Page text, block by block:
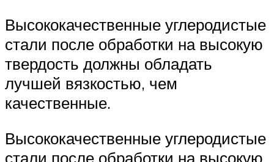
Высококачественные углеродистые
стали после обработки на высокую
твердость должны обладать
лучшей вязкостью, чем
качественные.
Высококачественные углеродистые
стали после обработки на высокую